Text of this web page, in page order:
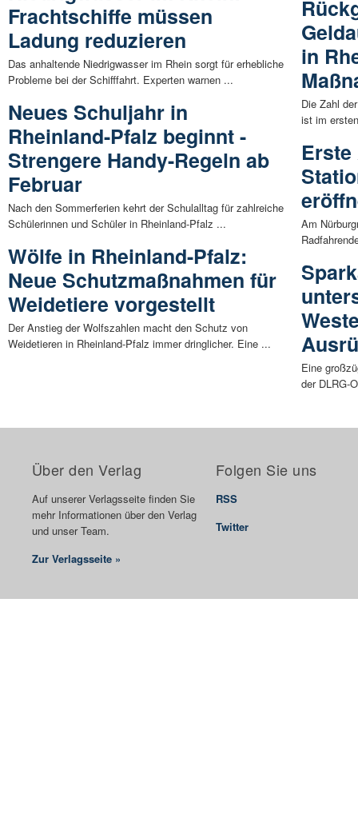
Frachtschiffe müssen
Ladung reduzieren
Das anhaltende Niedrigwasser im Rhein sorgt für erhebliche
Probleme bei der Schifffahrt. Experten warnen ...
Neues Schuljahr in
Rheinland-Pfalz beginnt -
Strengere Handy-Regeln ab
Februar
Nach den Sommerferien kehrt der Schulalltag für zahlreiche
Schülerinnen und Schüler in Rheinland-Pfalz ...
Wölfe in Rheinland-Pfalz:
Neue Schutzmaßnahmen für
Weidetiere vorgestellt
Der Anstieg der Wolfszahlen macht den Schutz von
Weidetieren in Rheinland-Pfalz immer dringlicher. Eine ...
in
Die Zahl
ist im
Erste
Am
Eine
der DLRG-
Über den Verlag
Auf unserer Verlagsseite finden Sie
mehr Informationen über den Verlag
und unser Team.
Zur Verlagsseite »
Folgen Sie uns
RSS
Twitter